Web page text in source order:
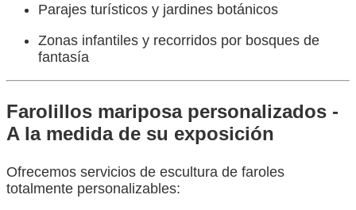
Parajes turísticos y jardines botánicos
Zonas infantiles y recorridos por bosques de
fantasía
Farolillos mariposa personalizados -
A la medida de su exposición
Ofrecemos servicios de escultura de faroles
totalmente personalizables: